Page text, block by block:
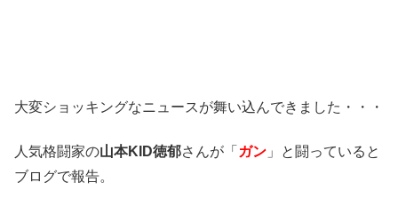
大変ショッキングなニュースが舞い込んできました・・・
人気格闘家の山本KID徳郁さんが「 ガン 」と闘っていると
ブログで報告。